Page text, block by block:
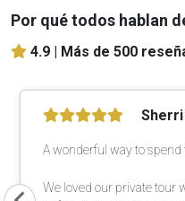
Por qué todos hablan
4.9 | Más de 500
Sherri
A wonderful way to spend
We loved our private tour